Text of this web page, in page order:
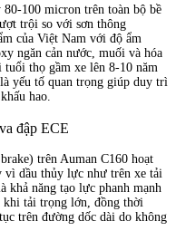
100 micron trên toàn bộ bề
trội so với sơn thông
của Việt Nam với độ ẩm
ngăn cản nước, muối và hóa
tuổi thọ gầm xe lên 8-10 năm
yếu tố quan trọng giúp duy trì
hao.
đập ECE
trên Auman C160 hoạt
vì dầu thủy lực như trên xe tải
khả năng tạo lực phanh mạnh
khi tải trọng lớn, đồng thời
trên đường dốc dài do không